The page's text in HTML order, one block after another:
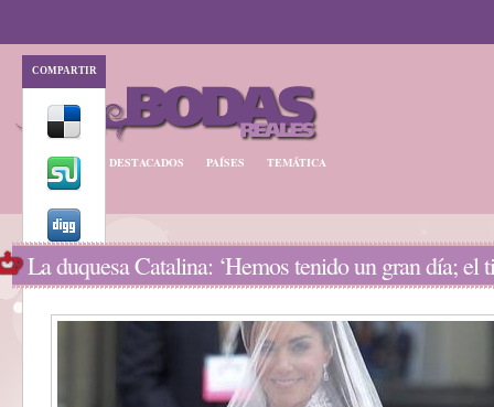
BODA REAL DESTACADOS PAÍSES TEMÁTICA
COMPARTIR
La duquesa Catalina: ‘Hemos tenido un gran día; el